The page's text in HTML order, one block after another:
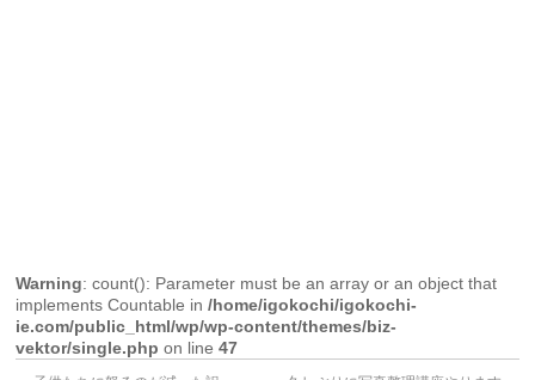
Warning: count(): Parameter must be an array or an object that
implements Countable in/home/igokochi/igokochi-
ie.com/public_html/wp/wp-content/themes/biz-
vektor/single.php on line47